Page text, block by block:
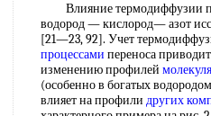
Влияние термодиффузии
водород — кислород— азот
[21—23, 92]. Учет
процессами переноса
изменению профилей
(особенно в богатых
влияет на профили других